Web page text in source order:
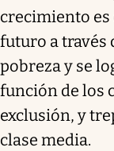
crecimiento
futuro a través
pobreza y se
función de los
exclusión, y
clase media.